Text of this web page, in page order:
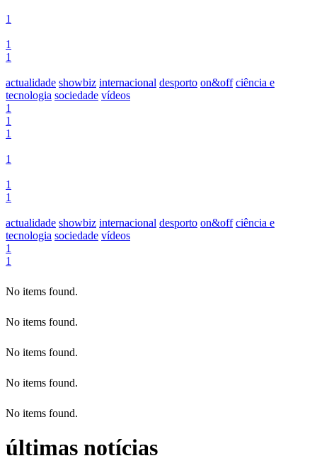
1
1
1
actualidade showbiz internacional desporto on&off ciência e
tecnologia sociedade vídeos
1
1
1
1
1
1
actualidade showbiz internacional desporto on&off ciência e
tecnologia sociedade vídeos
1
1
No items found.
No items found.
No items found.
No items found.
No items found.
últimas notícias